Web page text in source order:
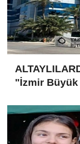
"İzmir Büyük